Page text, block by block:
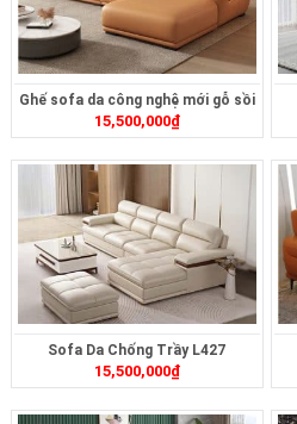
Ghế sofa da công nghệ mới gỗ sồi
L101
15,500,000₫
Sofa Da Chống Trầy L427
15,500,000₫